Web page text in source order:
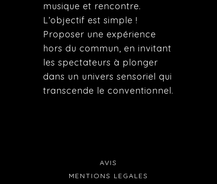
musique et rencontre.
L’objectif est simple !
Proposer une expérience
hors du commun, en invitant
les spectateurs à plonger
dans un univers sensoriel qui
transcende le conventionnel.
AVIS
MENTIONS LEGALES